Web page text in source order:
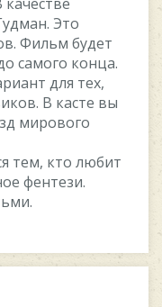
Это
Фильм будет
самого конца.
для тех,
В касте вы
мирового
тем, кто любит
фентези.